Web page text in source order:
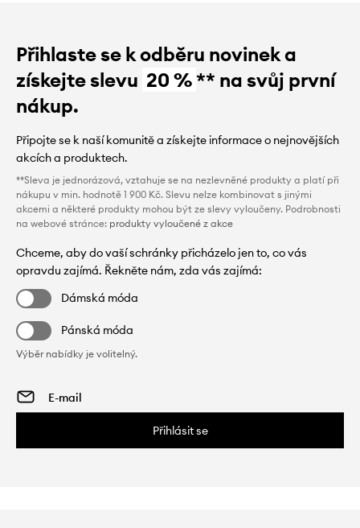
Přihlaste se k odběru novinek a
získejte slevu 20 %** na svůj první
nákup.
Připojte se k naší komunitě a získejte informace o nejnovějších
akcích a produktech.
**Sleva je jednorázová, vztahuje se na nezlevněné produkty a platí při
nákupu v min. hodnotě 1 900 Kč. Slevu nelze kombinovat s jinými
akcemi a některé produkty mohou být ze slevy vyloučeny. Podrobnosti
na webové stránce: produkty vyloučené z akce
Chceme, aby do vaší schránky přicházelo jen to, co vás
opravdu zajímá. Řekněte nám, zda vás zajímá:
Dámská móda
Pánská móda
Výběr nabídky je volitelný.
Přihlásit se